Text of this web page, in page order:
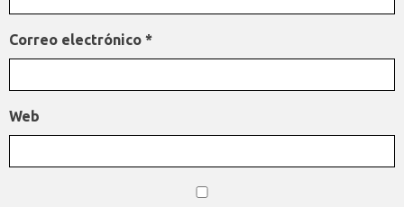
Correo electrónico *
Web